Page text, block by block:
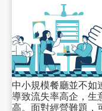
中小規模餐廳並不如
導致流失率高企，生
高。面對經營難題，